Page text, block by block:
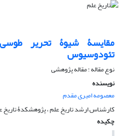
مقایسۀ شیوۀ تحریر
تئودوسیوس
نوع مقاله : مقاله پژوهشی
نویسنده
معصومه امیری مقدم
کارشناس ارشد تاریخ علم ، پژوهشکدۀ تاریخ
چکیده